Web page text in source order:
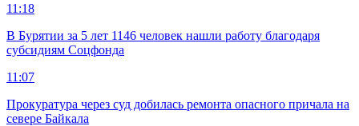
11:18
В Бурятии за 5 лет 1146 человек нашли работу благодаря
субсидиям Соцфонда
11:07
Прокуратура через суд добилась ремонта опасного причала на
севере Байкала